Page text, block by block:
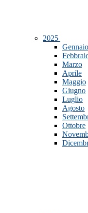
2025
Gennaio
Marzo
Aprile
Maggio
Giugno
Luglio
Agosto
Ottobre